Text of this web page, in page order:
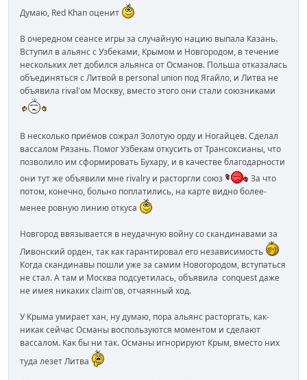
Думаю, Red Khan оценит
В очередном сеансе игры за случайную нацию выпала Казань.
Вступил в альянс с Узбеками, Крымом и Новгородом, в течение
нескольких лет добился альянса от Османов. Польша отказалась
объединяться с Литвой в personal union под Ягайло, и Литва не
объявила rival'ом Москву, вместо этого они стали союзниками
В несколько приёмов сожрал Золотую орду и Ногайцев. Сделал
вассалом Рязань. Помог Узбекам откусить от Трансоксианы, что
позволило им сформировать Бухару, и в качестве благодарности
они тут же объявили мне rivalry и расторгли союз
За что
потом, конечно, больно поплатились, на карте видно более-
менее ровную линию откуса
Новгород ввязывается в неудачную войну со скандинавами за
Ливонский орден, так как гарантировал его независимость
Когда скандинавы пошли уже за самим Новогородом, вступаться
не стал. А там и Москва подсуетилась, объявила conquest даже
не имея никаких claim'ов, отчаянный ход.
У Крыма умирает хан, ну думаю, пора альянс расторгать, как-
никак сейчас Османы воспользуются моментом и сделают
вассалом. Как бы ни так. Османы игнорируют Крым, вместо них
туда лезет Литва